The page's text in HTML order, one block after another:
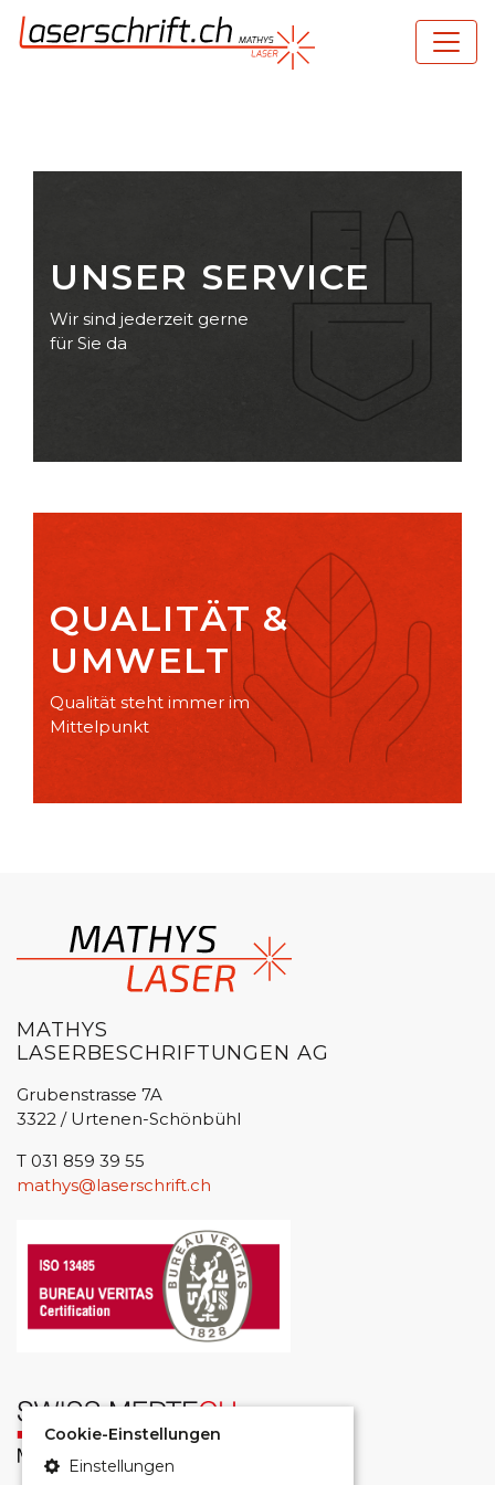
UNSER SERVICE
Wir sind jederzeit gerne
für Sie da
QUALITÄT &
UMWELT
Qualität steht immer im
Mittelpunkt
MATHYS
LASERBESCHRIFTUNGEN AG
Grubenstrasse 7A
3322 / Urtenen-Schönbühl
T 031 859 39 55
mathys@laserschrift.ch
Cookie-Einstellungen
Einstellungen